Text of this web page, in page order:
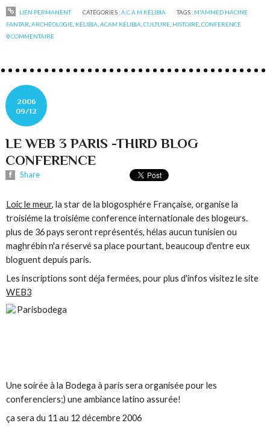
LIEN PERMANENT CATÉGORIES :A.C.A.M KÉLIBIA TAGS : M'AMMED HACINE
FANTAR ,ARCHÉOLOGIE KÉLIBIA ,ACAM KÉLIBIA ,CULTURE HISTOIRE ,CONFERENCE
0COMMENTAIRE
2006
09/12
LE WEB 3 PARIS -THIRD BLOG
CONFERENCE
Share
Loic le meur, la star de la blogosphére Française, organise la
troisiéme la troisiéme conference internationale des blogeurs.
plus de 36 pays seront représentés, hélas aucun tunisien ou
maghrébin n'a réservé sa place pourtant, beaucoup d'entre eux
bloguent depuis paris.
Les inscriptions sont déja fermées, pour plus d'infos visitez le site
WEB3
Une soirée à la Bodega à paris sera organisée pour les
conferenciers;) une ambiance latino assurée!
ça sera du 11 au 12 décembre 2006